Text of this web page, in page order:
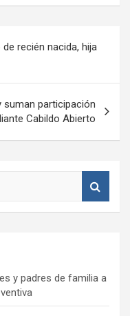
recién nacida, hija
suman participación
Cabildo Abierto
y padres de familia a